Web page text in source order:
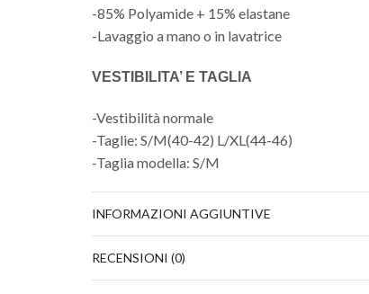
-85% Polyamide + 15% elastane
-Lavaggio a mano o in lavatrice
VESTIBILITA’ E TAGLIA
-Vestibilità normale
-Taglie: S/M(40-42) L/XL(44-46)
-Taglia modella: S/M
INFORMAZIONI AGGIUNTIVE
RECENSIONI (0)